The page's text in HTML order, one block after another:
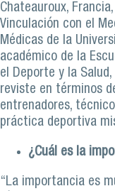
Chateauroux,
Vinculación con el
Médicas de la
académico de la
el Deporte y la
reviste en términos
entrenadores,
práctica deportiva
¿Cuál es la
“La importancia es